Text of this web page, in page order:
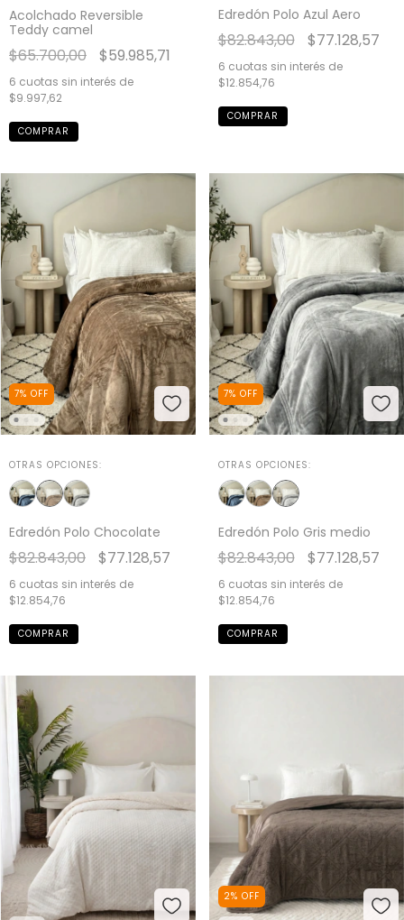
Acolchado Reversible
Teddy camel
$65.700,00 $59.985,71
6 cuotas sin interés de
$9.997,62
COMPRAR
Edredón Polo Azul Aero
$82.843,00 $77.128,57
6 cuotas sin interés de
$12.854,76
COMPRAR
7% OFF
OTRAS OPCIONES:
Edredón Polo Chocolate
$82.843,00 $77.128,57
6 cuotas sin interés de
$12.854,76
COMPRAR
7% OFF
OTRAS OPCIONES:
Edredón Polo Gris medio
$82.843,00 $77.128,57
6 cuotas sin interés de
$12.854,76
COMPRAR
2% OFF